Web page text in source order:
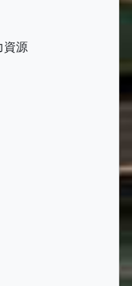
資源